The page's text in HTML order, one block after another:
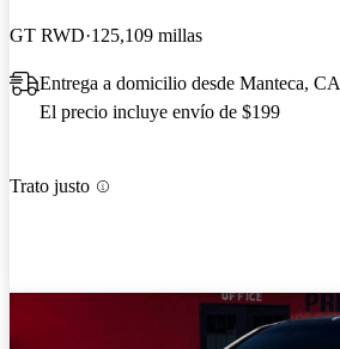
GT RWD 125,109 millas
Entrega a domicilio desde Manteca, CA
El precio incluye envío de $199
Trato justo